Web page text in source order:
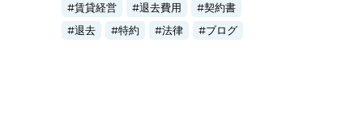
賃貸経営
退去費用
契約書
退去
特約 法律 ブログ